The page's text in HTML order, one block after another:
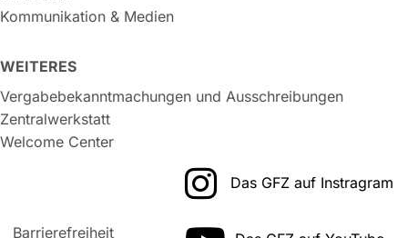
Kommunikation & Medien
WEITERES
Vergabebekanntmachungen und Ausschreibungen
Zentralwerkstatt
Welcome Center
Barrierefreiheit
Das GFZ auf Instragram